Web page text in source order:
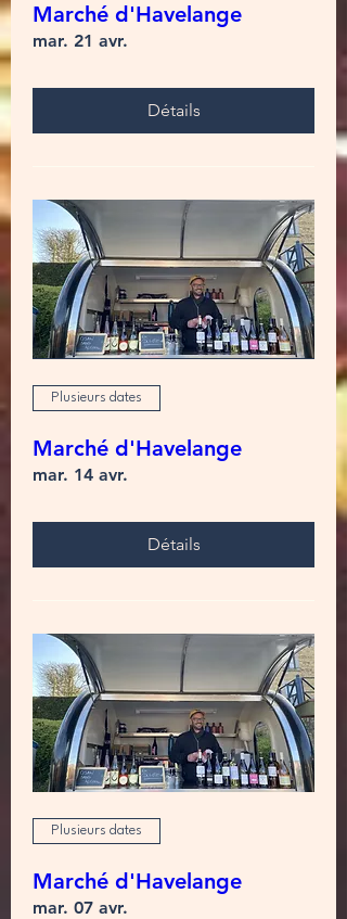
Marché d'Havelange
mar. 21 avr.
Détails
Plusieurs dates
Marché d'Havelange
mar. 14 avr.
Détails
Plusieurs dates
Marché d'Havelange
mar. 07 avr.